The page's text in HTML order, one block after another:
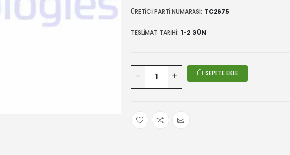
ÜRETICI PARTI NUMARASI: TC2675
TESLIMAT TARIHI: 1-2 GÜN
SEPETE EKLE